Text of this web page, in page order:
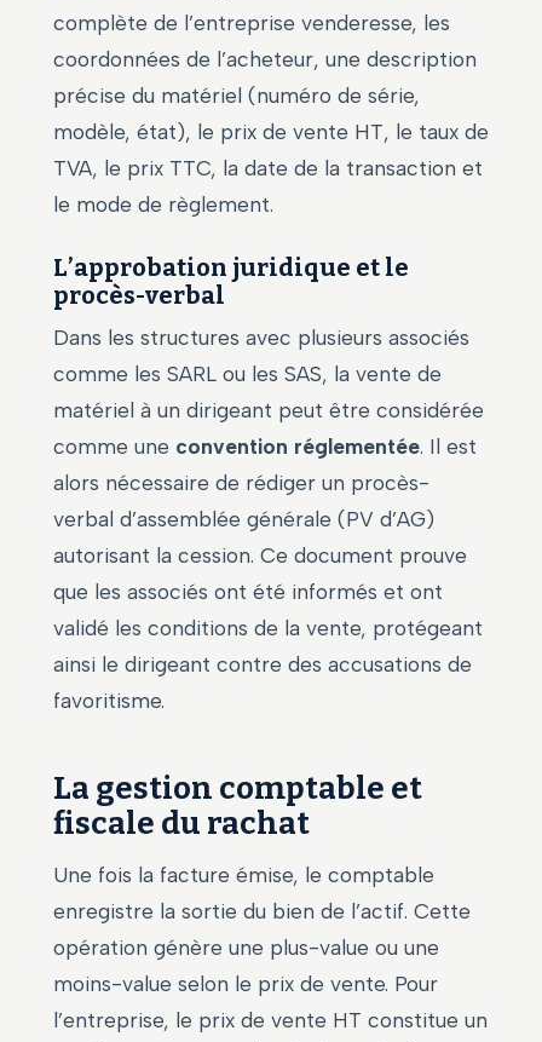
complète de l’entreprise venderesse, les
coordonnées de l’acheteur, une description
précise du matériel (numéro de série,
modèle, état), le prix de vente HT, le taux de
TVA, le prix TTC, la date de la transaction et
le mode de règlement.
L’approbation juridique et le
procès-verbal
Dans les structures avec plusieurs associés
comme les SARL ou les SAS, la vente de
matériel à un dirigeant peut être considérée
comme une convention réglementée. Il est
alors nécessaire de rédiger un procès-
verbal d’assemblée générale (PV d’AG)
autorisant la cession. Ce document prouve
que les associés ont été informés et ont
validé les conditions de la vente, protégeant
ainsi le dirigeant contre des accusations de
favoritisme.
La gestion comptable et
fiscale du rachat
Une fois la facture émise, le comptable
enregistre la sortie du bien de l’actif. Cette
opération génère une plus-value ou une
moins-value selon le prix de vente. Pour
l’entreprise, le prix de vente HT constitue un